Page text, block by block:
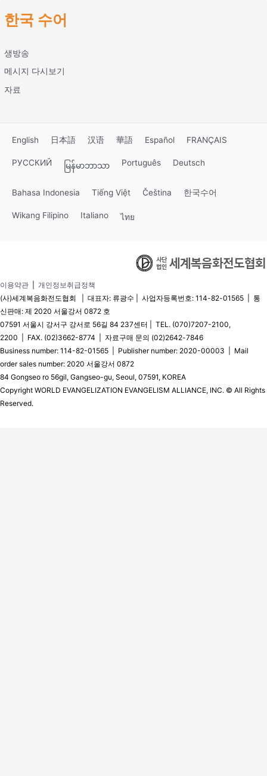
한국 수어
생방송
메시지 다시보기
자료
English 日本語 汉语 華語 Español FRANÇAIS
РУССКИЙ မြန်မာဘာသာ Português Deutsch
Bahasa Indonesia Tiếng Việt Čeština 한국수어
Wikang Filipino Italiano ไทย
이용약관
개인정보취급정책
(사)세계복음화전도협회 | 대표자: 류광수 | 사업자등록번호: 114-82-01565 | 통
신판매: 제 2020 서울강서 0872 호
07591 서울시 강서구 강서로 56길 84 237센터 | TEL. (070)7207-2100,
2200 | FAX. (02)3662-8774 | 자료구매 문의 (02)2642-7846
Business number: 114-82-01565 | Publisher number: 2020-00003 | Mail
order sales number: 2020 서울강서 0872
84 Gongseo ro 56gil, Gangseo-gu, Seoul, 07591, KOREA
Copyright WORLD EVANGELIZATION EVANGELISM ALLIANCE, INC. © All Rights
Reserved.